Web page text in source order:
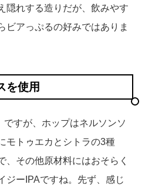
隠れする造りだが、飲みやす
ビアっぷるの好みではありま
を使用
ですが、ホップはネルソンソ
モトゥエカとシトラの3種
、その他原材料にはおそらく
ジーIPAですね。先ず、感じ